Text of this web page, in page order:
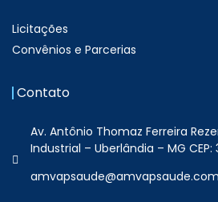
Licitações
Convênios e Parcerias
Contato
Av. Antônio Thomaz Ferreira
Industrial – Uberlândia – MG